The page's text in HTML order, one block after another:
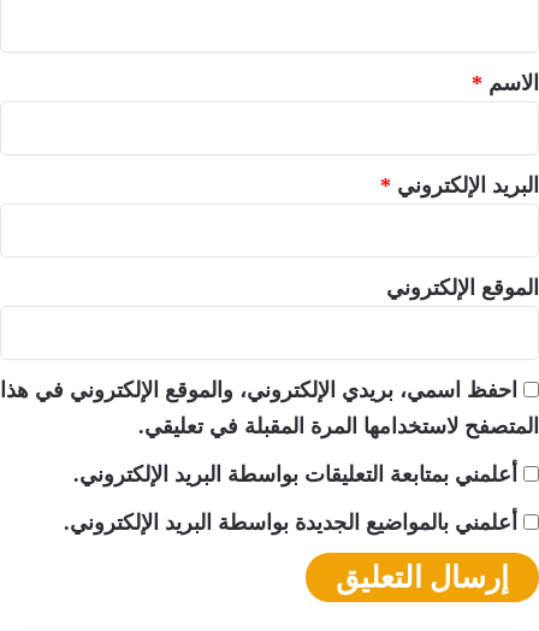
*الاسم *
البريد الإلكتروني *
الموقع الإلكتروني
احفظ اسمي، بريدي الإلكتروني، والموقع الإلكتروني في هذا
المتصفح لاستخدامها المرة المقبلة في تعليقي.
أعلمني بمتابعة التعليقات بواسطة البريد الإلكتروني.
أعلمني بالمواضيع الجديدة بواسطة البريد الإلكتروني.